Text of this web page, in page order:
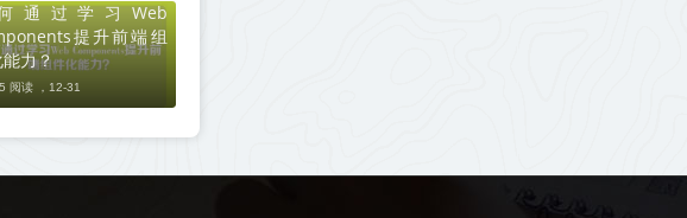
通过学习Web
提升前端组
力？
阅读 ， 12-31